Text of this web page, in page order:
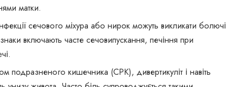
матки.
сечового міхура або нирок можуть викликати болючі
включають часте сечовипускання, печіння при
подразненого кишечника (СРК), дивертикуліт і навіть